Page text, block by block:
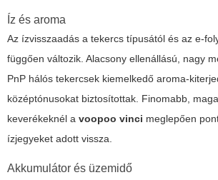
Íz és aroma
Az ízvisszaadás a tekercs típusától és az e-
függően változik. Alacsony ellenállású, nagy
PnP hálós tekercsek kiemelkedő aroma-
középtónusokat biztosítottak. Finomabb,
keverékeknél a voopoo vinci meglepően
ízjegyeket adott vissza.
Akkumulátor és üzemidő